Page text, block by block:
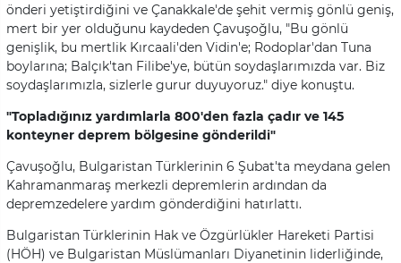
önderi yetiştirdiğini ve Çanakkale'de şehit vermiş gönlü geniş,
mert bir yer olduğunu kaydeden Çavuşoğlu, "Bu gönlü
genişlik, bu mertlik Kırcaali'den Vidin'e; Rodoplar'dan Tuna
boylarına; Balçık'tan Filibe'ye, bütün soydaşlarımızda var. Biz
soydaşlarımızla, sizlerle gurur duyuyoruz." diye konuştu.
"Topladığınız yardımlarla 800'den fazla çadır ve 145
konteyner deprem bölgesine gönderildi"
Çavuşoğlu, Bulgaristan Türklerinin 6 Şubat'ta meydana gelen
Kahramanmaraş merkezli depremlerin ardından da
depremzedelere yardım gönderdiğini hatırlattı.
Bulgaristan Türklerinin Hak ve Özgürlükler Hareketi Partisi
(HÖH) ve Bulgaristan Müslümanları Diyanetinin liderliğinde,